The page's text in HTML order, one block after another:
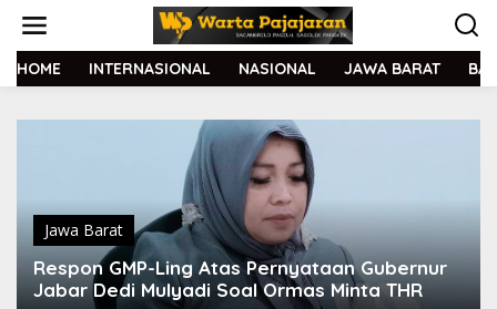
t
HOME INTERNASIONAL NASIONAL JAWA BARAT
Jawa Barat
Respon GMP-Ling Atas Pernyataan Gubernur
Jabar Dedi Mulyadi Soal Ormas Minta THR